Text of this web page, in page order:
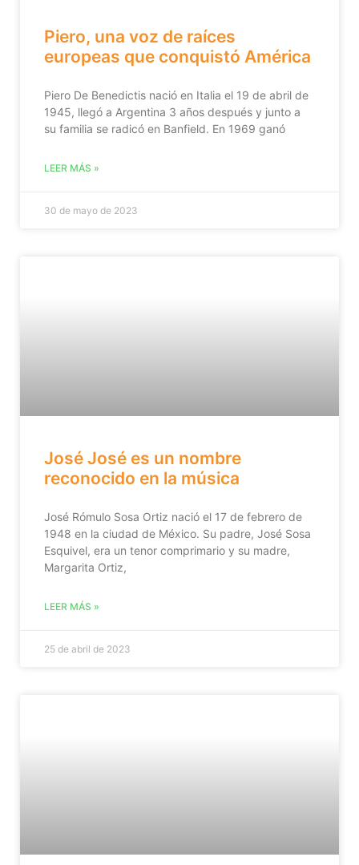
Piero, una voz de raíces
europeas que conquistó América
Piero De Benedictis nació en Italia el 19 de abril de
1945, llegó a Argentina 3 años después y junto a
su familia se radicó en Banfield. En 1969 ganó
LEER MÁS »
30 de mayo de 2023
José José es un nombre
reconocido en la música
José Rómulo Sosa Ortiz nació el 17 de febrero de
1948 en la ciudad de México.​​​ Su padre, José Sosa
Esquivel, era un tenor comprimario y su madre,
Margarita Ortiz,
LEER MÁS »
25 de abril de 2023